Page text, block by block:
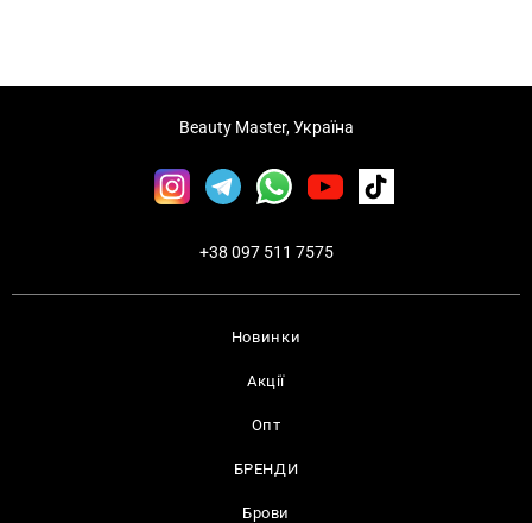
Новинки
Акції
Опт
БРЕНДИ
Брови
Beauty Master, Україна
+38 097 511 7575